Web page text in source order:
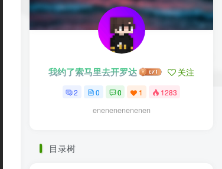
我约了索马里去开罗达 关注
2 0 0 1 1283
enenenenenenen
目录树